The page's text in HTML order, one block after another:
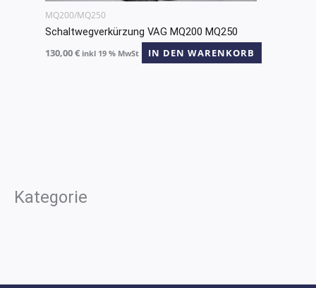
Kategorie
MQ200/MQ250
Schaltwegverkürzung VAG MQ200 MQ250
130,00€ inkl 19 % MwSt IN DEN WARENKORB